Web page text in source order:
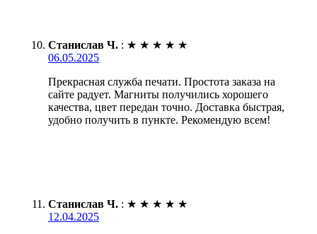
Станислав Ч. : ★ ★ ★ ★ ★
06.05.2025
Прекрасная служба печати. Простота заказа на
сайте радует. Магниты получились хорошего
качества, цвет передан точно. Доставка быстрая,
удобно получить в пункте. Рекомендую всем!
Станислав Ч. : ★ ★ ★ ★ ★
12.04.2025